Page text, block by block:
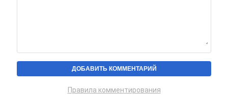
Правила комментирования